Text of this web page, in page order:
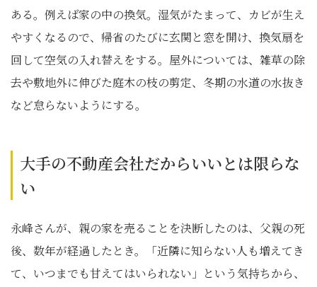
ある。例えば家の中の換気。湿気がたまって、カビが生え
やすくなるので、帰省のたびに玄関と窓を開け、換気扇を
回して空気の入れ替えをする。屋外については、雑草の除
去や敷地外に伸びた庭木の枝の剪定、冬期の水道の水抜き
など怠らないようにする。
大手の不動産会社だからいいとは限らな
い
永峰さんが、親の家を売ることを決断したのは、父親の死
後、数年が経過したとき。「近隣に知らない人も増えてき
て、いつまでも甘えてはいられない」という気持ちから、